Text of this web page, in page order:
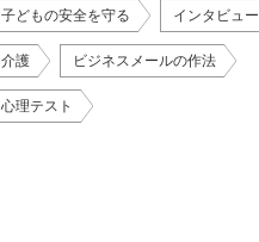
子どもの安全を守る インタビュー
介護 ビジネスメールの作法
心理テスト